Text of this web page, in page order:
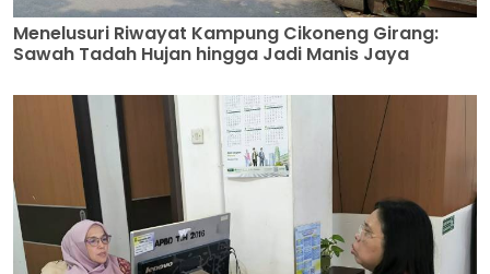
Menelusuri Riwayat Kampung Cikoneng Girang:
Sawah Tadah Hujan hingga Jadi Manis Jaya